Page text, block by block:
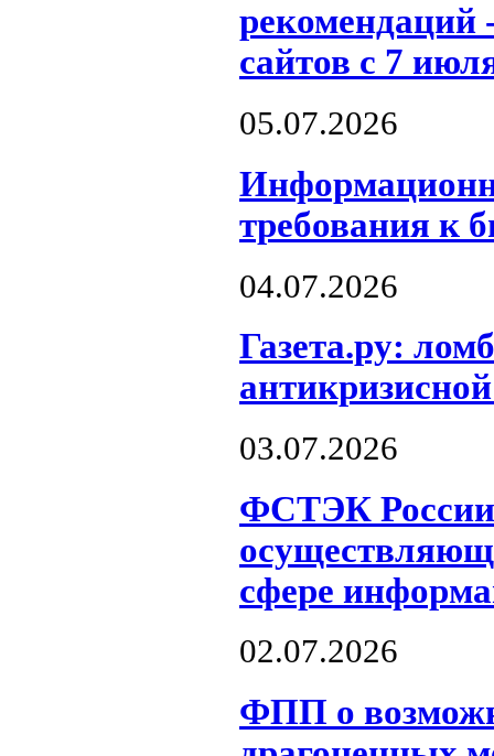
сайтов с 7
05.07.2026
требования к
04.07.2026
Газета.ру:
03.07.2026
ФСТЭК России
сфере
02.07.2026
ФПП о